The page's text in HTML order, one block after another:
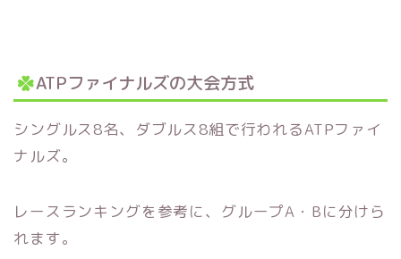
ATPファイナルズの大会方式
シングルス8名、ダブルス8組で行われるATPファイ
ナルズ。
レースランキングを参考に、グループA・Bに分けら
れます。